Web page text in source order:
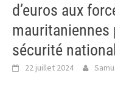
d’euros aux
mauritaniennes
sécurité
22 juillet 2024